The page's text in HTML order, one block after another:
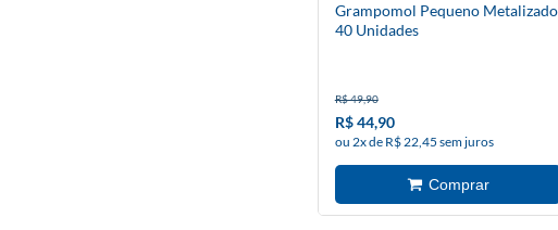
Grampomol Pequeno Metalizado
40 Unidades
R$ 49,90
R$ 44,90
ou 2x de R$ 22,45 sem juros